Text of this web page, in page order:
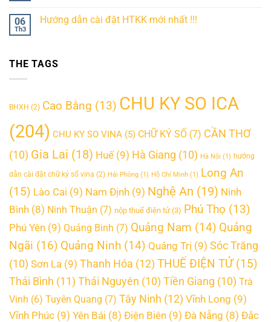
06
Th3
Hướng dẫn cài đặt HTKK mới nhất !!!
THE TAGS
BHXH (2) Cao Bằng (13) CHU KY SO ICA
(204) CHU KY SO VINA (5) CHỮ KÝ SỐ (7) CẦN THƠ
(10) Gia Lai (18) Huế(9) Hà Giang (10) Hà Nội (1) hướng
dẫn cài đặt chữ ký số vina (2) Hải Phòng (1) Hồ Chí Minh (1) Long An
(15) Lào Cai (9) Nam Định (9) Nghệ An (19) Ninh
Bình (8) Ninh Thuận (7) nộp thuế điện tử(3) Phú Thọ (13)
Phú Yên (9) Quảng Bình (7) Quảng Nam (14) Quảng
Ngãi (16) Quảng Ninh (14) Quảng Trị (9) Sóc Trăng
(10) Sơn La (9) Thanh Hóa (12) THUẾ ĐIỆN TỬ(15)
Thái Bình (11) Thái Nguyên (10) Tiền Giang (10) Trà
Vinh (6) Tuyên Quang (7) Tây Ninh (12) Vĩnh Long (9)
Vĩnh Phúc (9) Yên Bái (8) Điện Biên (9) Đà Nẵng (8) Đắc